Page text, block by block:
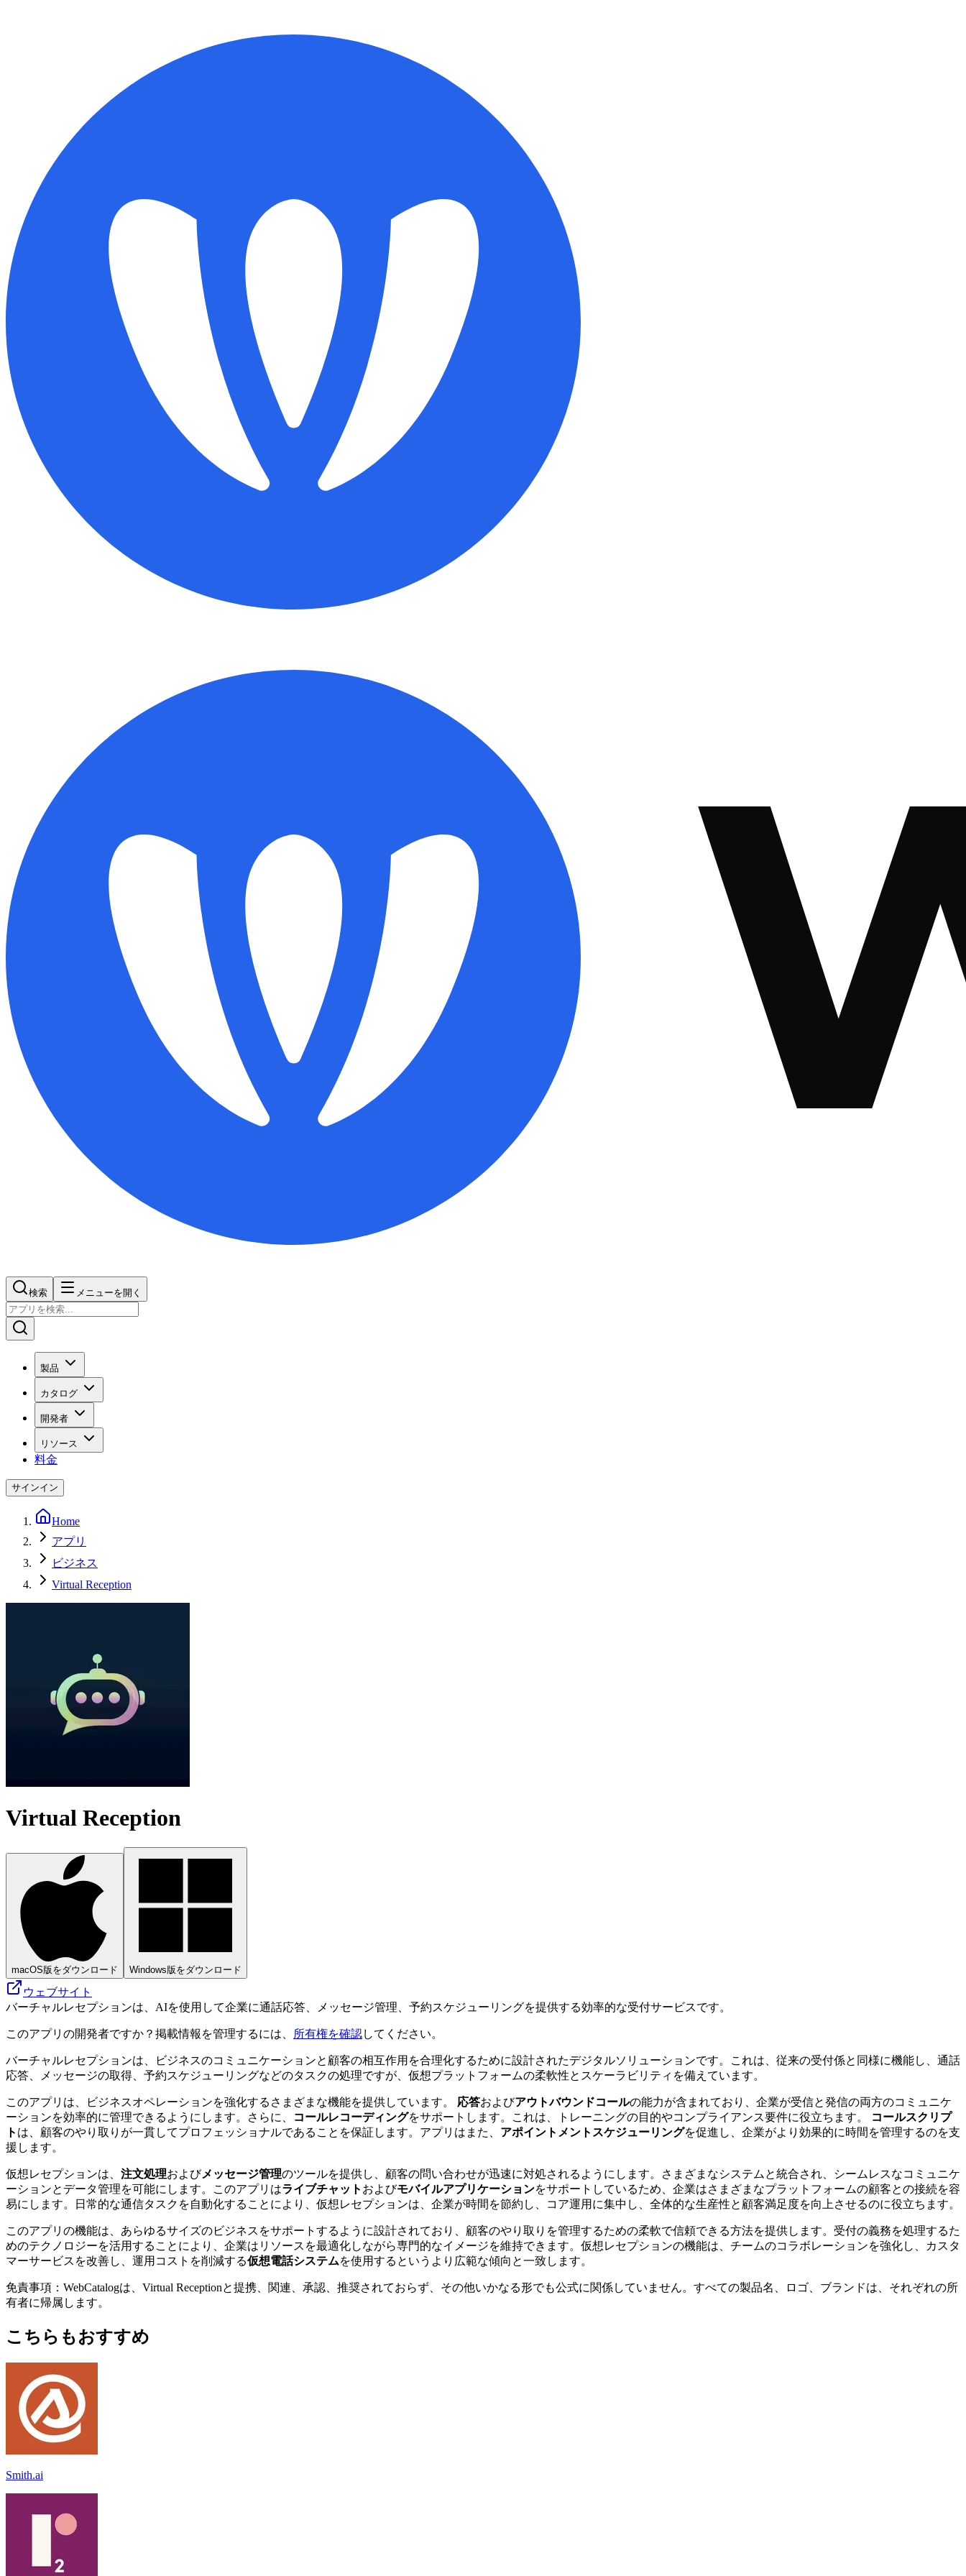
検索 メニューを開く
製品
カタログ
開発者
リソース
料金
サインイン
Home
アプリ
ビジネス
Virtual Reception
Virtual Reception
macOS版をダウンロード Windows版をダウンロード
ウェブサイト
バーチャルレセプションは、AIを使用して企業に通話応答、メッセージ管理、予約スケジューリングを提供する効率的な受付サービスです。
このアプリの開発者ですか？掲載情報を管理するには、 所有権を確認してください。
バーチャルレセプションは、ビジネスのコミュニケーションと顧客の相互作用を合理化するために設計されたデジタルソリューションです。これは、従来の受付係と同様に機能し、通話
応答、メッセージの取得、予約スケジューリングなどのタスクの処理ですが、仮想プラットフォームの柔軟性とスケーラビリティを備えています。
このアプリは、ビジネスオペレーションを強化するさまざまな機能を提供しています。 応答およびアウトバウンドコールの能力が含まれており、企業が受信と発信の両方のコミュニケ
ーションを効率的に管理できるようにします。さらに、
コールレコーディングをサポートします。これは、トレーニングの目的やコンプライアンス要件に役立ちます。
コールスクリプ
ト は、顧客のやり取りが一貫してプロフェッショナルであることを保証します。アプリはまた、 アポイントメントスケジューリングを促進し、企業がより効果的に時間を管理するのを支
援します。
仮想レセプションは、 注文処理およびメッセージ管理のツールを提供し、顧客の問い合わせが迅速に対処されるようにします。さまざまなシステムと統合され、シームレスなコミュニケ
ーションとデータ管理を可能にします。このアプリはライブチャット およびモバイルアプリケーションをサポートしているため、企業はさまざまなプラットフォームの顧客との接続を容
易にします。日常的な通信タスクを自動化することにより、仮想レセプションは、企業が時間を節約し、コア運用に集中し、全体的な生産性と顧客満足度を向上させるのに役立ちます。
このアプリの機能は、あらゆるサイズのビジネスをサポートするように設計されており、顧客のやり取りを管理するための柔軟で信頼できる方法を提供します。受付の義務を処理するた
めのテクノロジーを活用することにより、企業はリソースを最適化しながら専門的なイメージを維持できます。仮想レセプションの機能は、チームのコラボレーションを強化し、カスタ
マーサービスを改善し、運用コストを削減する仮想電話システムを使用するというより広範な傾向と一致します。
免責事項：WebCatalogは、Virtual Receptionと提携、関連、承認、推奨されておらず、その他いかなる形でも公式に関係していません。すべての製品名、ロゴ、ブランドは、それぞれの所
有者に帰属します。
こちらもおすすめ
Smith.ai